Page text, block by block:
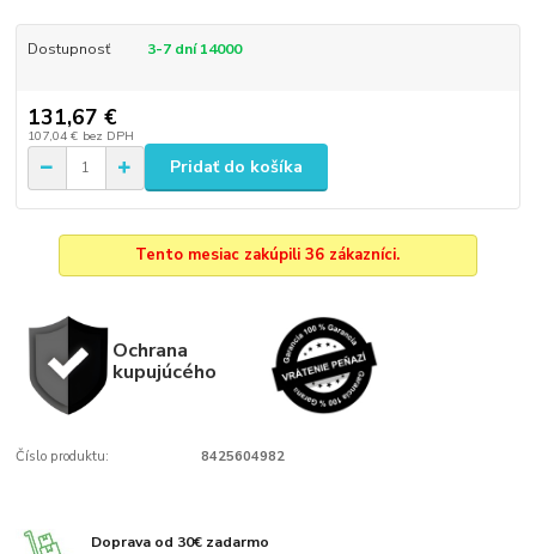
Dostupnosť 3-7 dní 14000
131,67 €
107,04 € bez DPH
Pridať do košíka
Tento mesiac zakúpili 36 zákazníci.
Ochrana
kupujúcého
Číslo produktu: 8425604982
Doprava od 30€ zadarmo